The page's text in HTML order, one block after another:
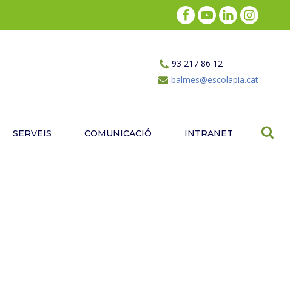
93 217 86 12
balmes@escolapia.cat
SERVEIS COMUNICACIÓ INTRANET